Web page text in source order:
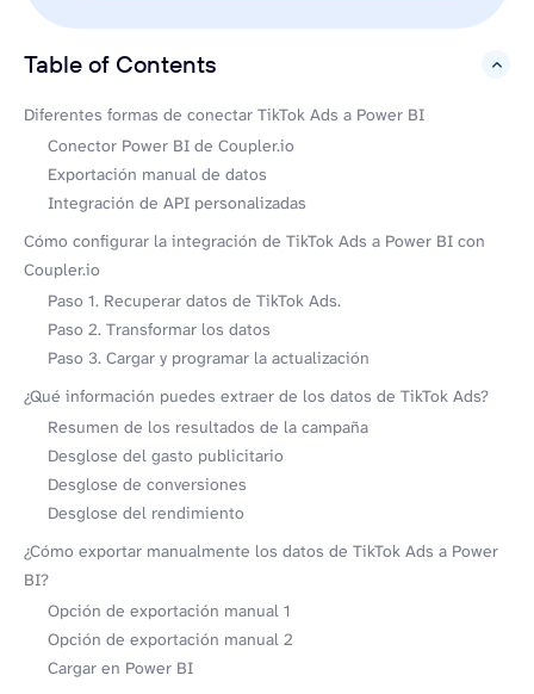
Table of Contents
hide
Diferentes formas de conectar TikTok Ads a Power BI
Conector Power BI de Coupler.io
Exportación manual de datos
Integración de API personalizadas
Cómo configurar la integración de TikTok Ads a Power BI con
Coupler.io
Paso 1. Recuperar datos de TikTok Ads.
Paso 2. Transformar los datos
Paso 3. Cargar y programar la actualización
¿Qué información puedes extraer de los datos de TikTok Ads?
Resumen de los resultados de la campaña
Desglose del gasto publicitario
Desglose de conversiones
Desglose del rendimiento
¿Cómo exportar manualmente los datos de TikTok Ads a Power
BI?
Opción de exportación manual 1
Opción de exportación manual 2
Cargar en Power BI